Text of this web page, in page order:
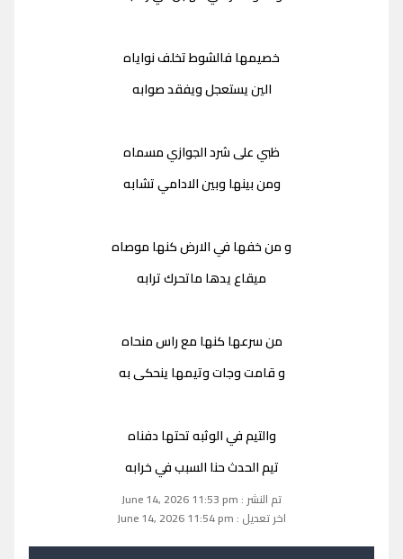
خصيمها فالشوط تخلف نواياه
الين يستعجل ويفقد صوابه
ظبي على شرد الجوازي مسماه
ومن بينها وبين الادامي تشابه
و من خفها في الارض كنها موصاه
ميقاع يدها ماتحرك ترابه
من سرعها كنها مع راس منحاه
و قامت وجات وتيمها ينحكى به
والتيم في الوثبه تحتها دفناه
تيم الحدث حنا السبب في خرابه
تم النشر : June 14, 2026 11:53 pm
اخر تعديل : June 14, 2026 11:54 pm